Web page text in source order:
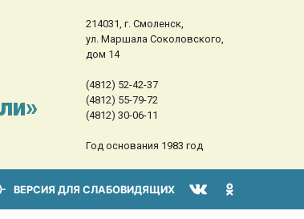
214031, г. Смоленск,
ул. Маршала Соколовского,
дом 14
(4812) 52-42-37
(4812) 55-79-72
(4812) 30-06-11
Год основания 1983 год
ВЕРСИЯ ДЛЯ СЛАБОВИДЯЩИХ